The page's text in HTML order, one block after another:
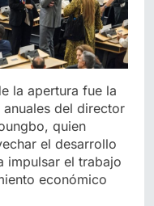
la apertura fue la
del director
quien
el desarrollo
impulsar el trabajo
económico